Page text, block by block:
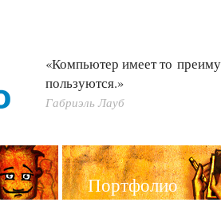
«Компьютер имеет то
пользуются.»
Габриэль Лауб
Портфолио